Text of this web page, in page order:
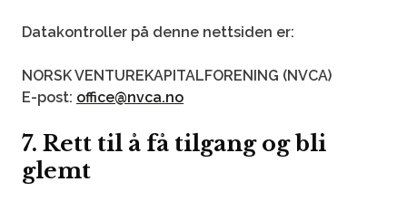
Datakontroller på denne nettsiden er:
NORSK VENTUREKAPITALFORENING (NVCA)
E-post: office@nvca.no
7. Rett til å få tilgang og bli
glemt